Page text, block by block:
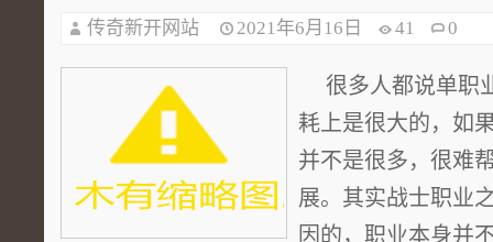
传奇新开网站 2021年6月16日 41 0
很多人都说单职
耗上是很大的，如
并不是很多，很难
展。其实战士职业
因的，职业本身并